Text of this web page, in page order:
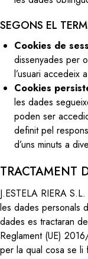
SEGONS EL
Cookies de
dissenyades per
l’usuari accedeix
Cookies
les dades
poden ser
definit pel
d’uns minuts a
TRACTAMENT
J.ESTELA RIERA
les dades personals
dades es tractaran
Reglament (UE)
per la qual cosa se li